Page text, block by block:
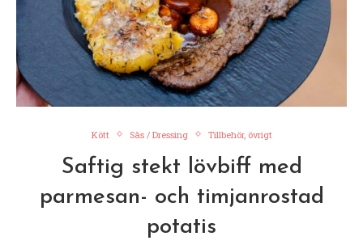
Kött Sås / Dressing Tillbehör, övrigt
Saftig stekt lövbiff med
parmesan- och timjanrostad
potatis